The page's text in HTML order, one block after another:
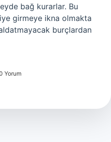
bağ kurarlar. Bu
girmeye ikna olmakta
burçlardan
Yorum